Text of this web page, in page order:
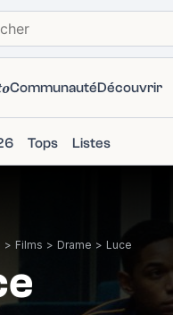
CommunautéDécouvrir
Tops Listes
> Films > Drame > Luce